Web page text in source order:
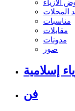
الأزياء
المحلات
مناسبات
مقابلات
مدونات
صور
إسلامية
فن